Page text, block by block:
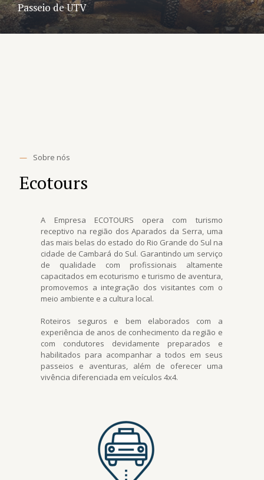
Passeio de UTV
— Sobre nós
Ecotours
A Empresa ECOTOURS opera com turismo
receptivo na região dos Aparados da Serra, uma
das mais belas do estado do Rio Grande do Sul na
cidade de Cambará do Sul. Garantindo um serviço
de qualidade com profissionais altamente
capacitados em ecoturismo e turismo de aventura,
promovemos a integração dos visitantes com o
meio ambiente e a cultura local.
Roteiros seguros e bem elaborados com a
experiência de anos de conhecimento da região e
com condutores devidamente preparados e
habilitados para acompanhar a todos em seus
passeios e aventuras, além de oferecer uma
vivência diferenciada em veículos 4x4.